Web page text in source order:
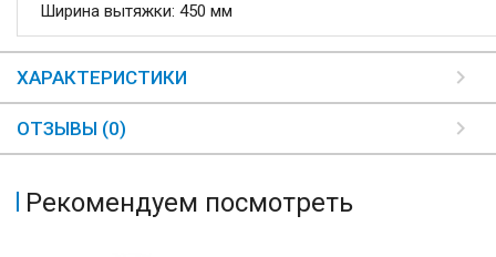
Ширина вытяжки: 450 мм
ХАРАКТЕРИСТИКИ
ОТЗЫВЫ (0)
Рекомендуем посмотреть